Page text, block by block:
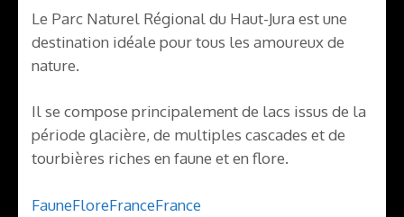
Le Parc Naturel Régional du Haut-Jura est une
destination idéale pour tous les amoureux de
nature.
Il se compose principalement de lacs issus de la
période glacière, de multiples cascades et de
tourbières riches en faune et en flore.
FauneFloreFranceFrance